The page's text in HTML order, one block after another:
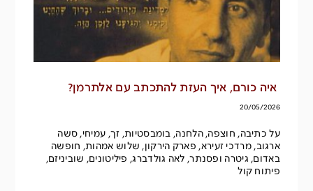
איה כורם, איך העזת להתכתב עם אלתרמן?
20/05/2026
על כתיבה, חוצפה, הלחנה, בומבסטיות, זך, עמיחי, סשה
ארגוב, מרדכי זעירא, פארק הירקון, שלוש אמהות, חופשה
באדום, גיטרה ופסנתר, לאה גולדברג, פיליטונים, שוביניזם,
פיתוח קול